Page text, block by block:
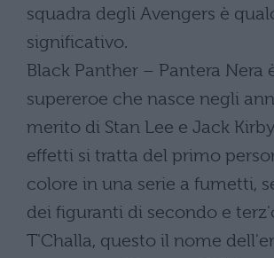
squadra degli Avengers è
significativo.
Black Panther – Pantera Nera
supereroe che nasce negli
merito di Stan Lee e Jack
effetti si tratta del primo
colore in una serie a fumetti,
dei figuranti di secondo e
T'Challa, questo il nome